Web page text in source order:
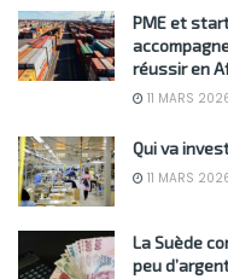
PME et
réussir en
11 MARS
Qui va
11 MARS
La Suède
peu